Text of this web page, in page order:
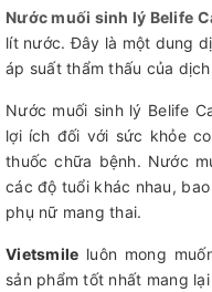
Nước muối sinh lý Belife
lít nước. Đây là một dung
áp suất thẩm thấu của
Nước muối sinh lý Belife
lợi ích đối với sức khỏe
thuốc chữa bệnh. Nước
các độ tuổi khác nhau,
phụ nữ mang thai.
Vietsmile luôn mong
sản phẩm tốt nhất mang